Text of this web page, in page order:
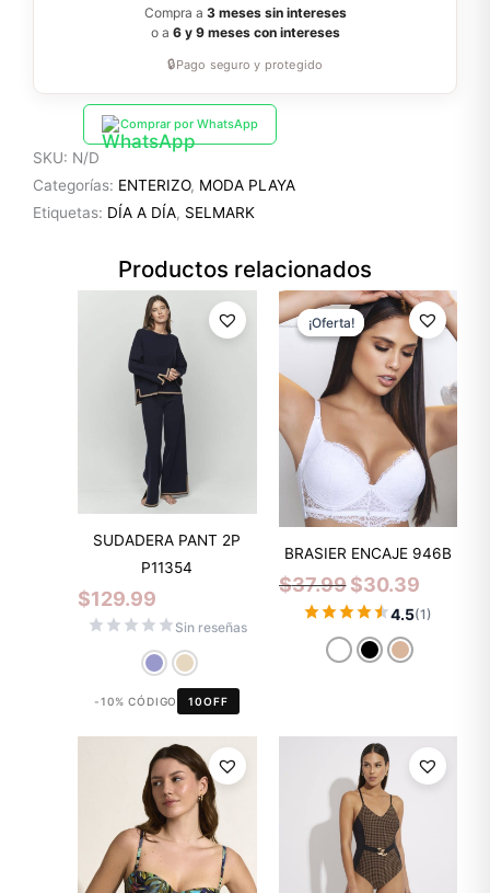
Compra a 3 meses sin intereses
o a 6 y 9 meses con intereses
🔒Pago seguro y protegido
Comprar por WhatsApp
SKU: N/D
Categorías: ENTERIZO, MODA PLAYA
Etiquetas: DÍA A DÍA, SELMARK
Productos relacionados
SUDADERA PANT 2P
P11354
$129.99
Sin reseñas
-10% CÓDIGO 10OFF
¡Oferta!
¡Oferta!
BRASIER ENCAJE 946B
$37.99
El
precio
original
era:
$37.99.
$30.39
El
precio
actual
es:
$30.39.
4.5(1)